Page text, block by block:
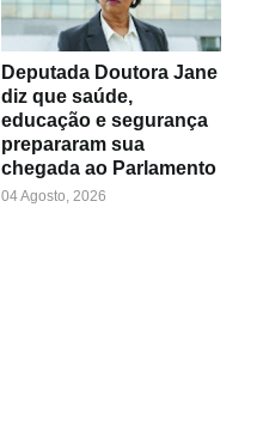
Deputada Doutora Jane
diz que saúde,
educação e segurança
prepararam sua
chegada ao Parlamento
04 Agosto, 2026